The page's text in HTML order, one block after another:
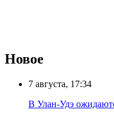
Новое
7 августа, 17:34
В Улан-Удэ